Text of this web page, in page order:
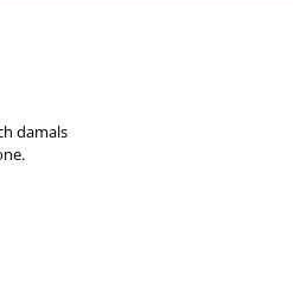
damals